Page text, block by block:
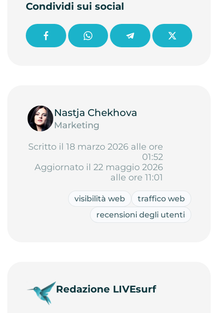
Condividi sui social
Nastja Chekhova
Marketing
Scritto il 18 marzo 2026 alle ore
01:52
Aggiornato il 22 maggio 2026
alle ore 11:01
visibilità web
traffico web
recensioni degli utenti
Redazione LIVEsurf